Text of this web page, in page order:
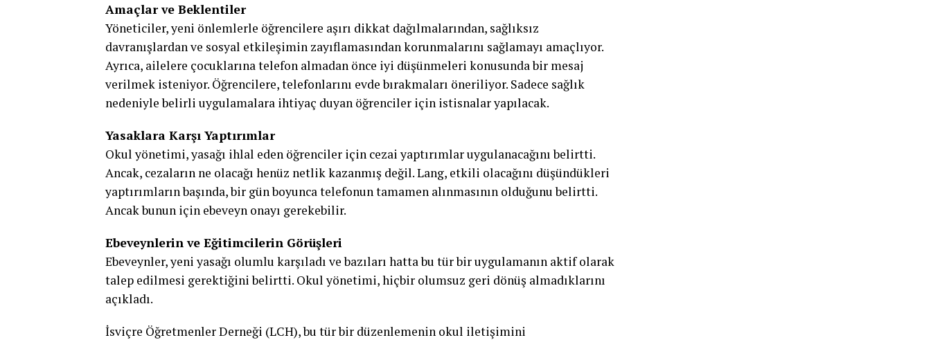
Amaçlar ve Beklentiler
Yöneticiler, yeni önlemlerle öğrencilere aşırı dikkat dağılmalarından, sağlıksız
davranışlardan ve sosyal etkileşimin zayıflamasından korunmalarını sağlamayı amaçlıyor.
Ayrıca, ailelere çocuklarına telefon almadan önce iyi düşünmeleri konusunda bir mesaj
verilmek isteniyor. Öğrencilere, telefonlarını evde bırakmaları öneriliyor. Sadece sağlık
nedeniyle belirli uygulamalara ihtiyaç duyan öğrenciler için istisnalar yapılacak.
Yasaklara Karşı Yaptırımlar
Okul yönetimi, yasağı ihlal eden öğrenciler için cezai yaptırımlar uygulanacağını belirtti.
Ancak, cezaların ne olacağı henüz netlik kazanmış değil. Lang, etkili olacağını düşündükleri
yaptırımların başında, bir gün boyunca telefonun tamamen alınmasının olduğunu belirtti.
Ancak bunun için ebeveyn onayı gerekebilir.
Ebeveynlerin ve Eğitimcilerin Görüşleri
Ebeveynler, yeni yasağı olumlu karşıladı ve bazıları hatta bu tür bir uygulamanın aktif olarak
talep edilmesi gerektiğini belirtti. Okul yönetimi, hiçbir olumsuz geri dönüş almadıklarını
açıkladı.
İsviçre Öğretmenler Derneği (LCH), bu tür bir düzenlemenin okul iletişimini